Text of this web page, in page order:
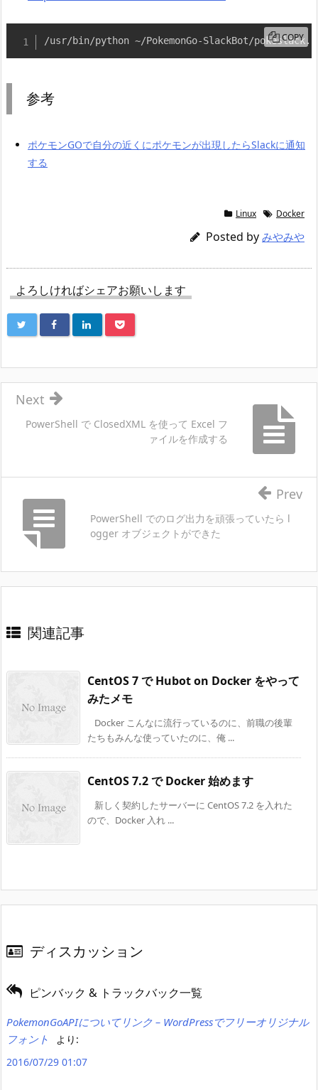
/usr/bin/python ~/PokemonGo-SlackBot/ COPY
参考
ポケモンGOで自分の近くにポケモンが出現したらSlackに通知
する
Linux Docker
Posted by みやみや
よろしければシェアお願いします
PowerShell で ClosedXML を使って Excel フ
ァイルを作成する
Next
PowerShell でのログ出力を頑張っていたら l
ogger オブジェクトができた
Prev
関連記事
CentOS 7 で Hubot on Docker をやって
みたメモ
Docker こんなに流行っているのに、前職の後輩
たちもみんな使っていたのに、俺 ...
CentOS 7.2 で Docker 始めます
新しく契約したサーバーに CentOS 7.2 を入れた
ので、Docker 入れ ...
ディスカッション
ピンバック & トラックバック一覧
PokemonGoAPIについてリンク – WordPressでフリーオリジナル
フォント
より:
2016/07/29 01:07